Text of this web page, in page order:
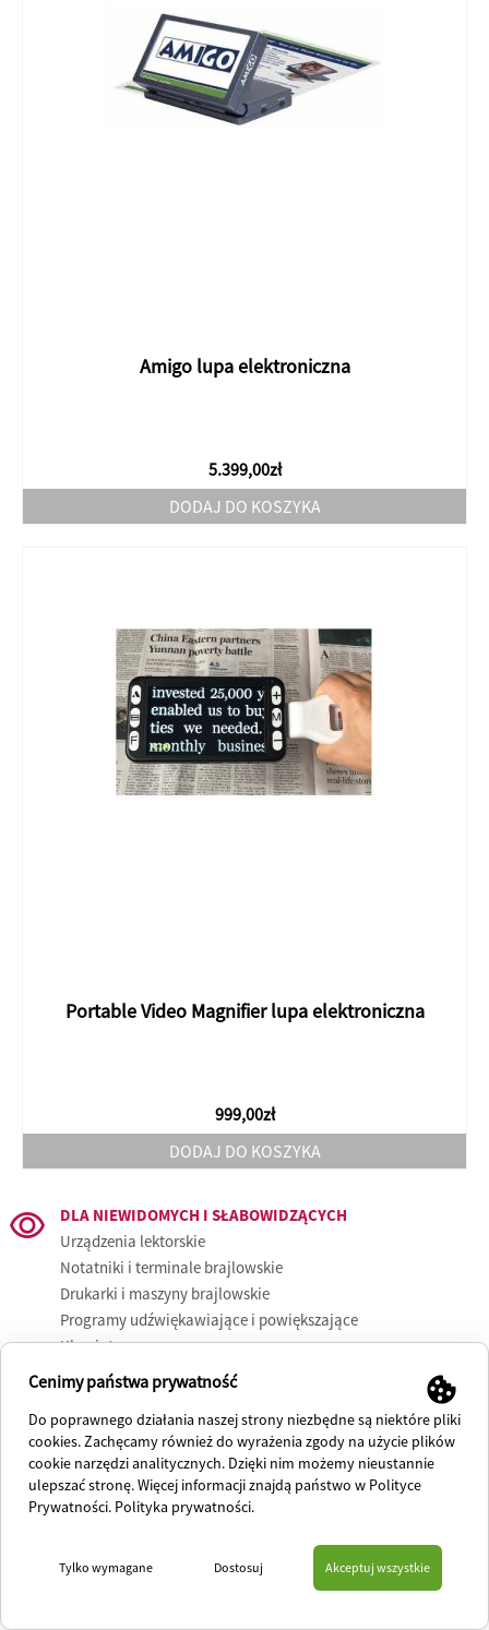
Amigo lupa elektroniczna
5.399,00zł
DODAJ DO KOSZYKA
Portable Video Magnifier lupa elektroniczna
999,00zł
DODAJ DO KOSZYKA
DLA NIEWIDOMYCH I SŁABOWIDZĄCYCH
Urządzenia lektorskie
Notatniki i terminale brajlowskie
Drukarki i maszyny brajlowskie
Programy udźwiękawiające i powiększające
Klawiatury
Syntezatory
Książka mówiona
Lupy elektroniczne
Powiększalniki
Urządzenia codziennego użytku
Inne urządzenia i materiały
Klawiatury specjalistyczne
Urządzenia zastępujące mysz komputerową
Eyetrackery – Urządzenia do sterowania wzrokiem
Przyciski i interfejsy
Komunikatory
Oprogramowanie wspomagające komunikację
Syntezatory mowy
Oprogramowanie aktywizujące i edukacyjne
Oprogramowanie wspomagające naukę sterowania
Oprogramowanie wspomagające terapię logopedyczną
Oprogramowanie dla osób z trudnościami w uczeniu się
Inne urządzenia
WSPARCIE TERAPII
Cenimy państwa prywatność
Do poprawnego działania naszej strony niezbędne są niektóre pliki
cookies. Zachęcamy również do wyrażenia zgody na użycie plików
cookie narzędzi analitycznych. Dzięki nim możemy nieustannie
ulepszać stronę. Więcej informacji znajdą państwo w Polityce
Prywatności. Polityka prywatności.
Dostosuj
Tylko wymagane Akceptuj wszystkie